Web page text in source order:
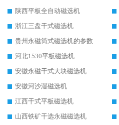
陕西平板全自动磁选机
浙江三盘干式磁选机
贵州永磁筒式磁选机的参数
河北1530平板磁选机
安徽永磁干式大块磁选机
安徽河沙湿磁选机
江西干式平板磁选机
山西铁矿干选永磁磁选机